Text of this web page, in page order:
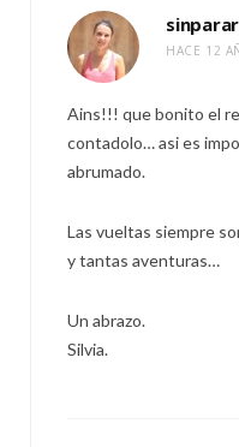
HACE 12
Ains!!! que bonito el
contadolo… asi es
abrumado.
Las vueltas siempre
y tantas aventuras…
Un abrazo.
Silvia.